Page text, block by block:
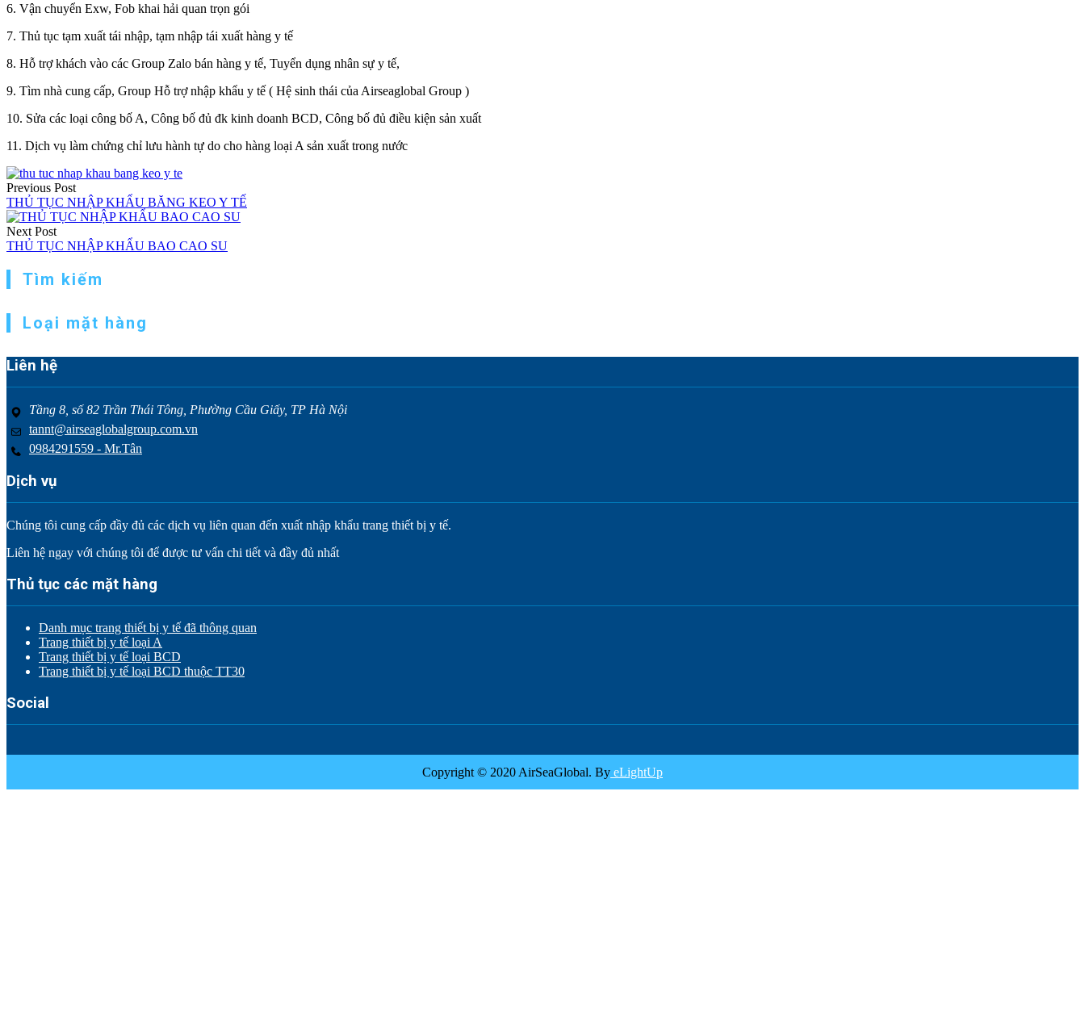
6. Vận chuyển Exw, Fob khai hải quan trọn gói
7. Thủ tục tạm xuất tái nhập, tạm nhập tái xuất hàng y tế
8. Hỗ trợ khách vào các Group Zalo bán hàng y tế, Tuyển dụng nhân sự y tế,
9. Tìm nhà cung cấp, Group Hỗ trợ nhập khẩu y tế ( Hệ sinh thái của Airseaglobal Group )
10. Sửa các loại công bố A, Công bố đủ đk kinh doanh BCD, Công bố đủ điều kiện sản xuất
11. Dịch vụ làm chứng chỉ lưu hành tự do cho hàng loại A sản xuất trong nước
Điều
hướng
bài
viết
Previous Post
THỦ TỤC NHẬP KHẨU BĂNG KEO Y TẾ
Next Post
THỦ TỤC NHẬP KHẨU BAO CAO SU
Tìm kiếm
Loại mặt hàng
Liên hệ
Tầng 8, số 82 Trần Thái Tông, Phường Cầu Giấy, TP Hà Nội
tannt@airseaglobalgroup.com.vn
0984291559 - Mr.Tân
Dịch vụ
Chúng tôi cung cấp đầy đủ các dịch vụ liên quan đến xuất nhập khẩu trang thiết bị y tế.
Liên hệ ngay với chúng tôi để được tư vấn chi tiết và đầy đủ nhất
Thủ tục các mặt hàng
Danh mục trang thiết bị y tế đã thông quan
Trang thiết bị y tế loại A
Trang thiết bị y tế loại BCD
Trang thiết bị y tế loại BCD thuộc TT30
Social
Copyright © 2020 AirSeaGlobal. By eLightUp